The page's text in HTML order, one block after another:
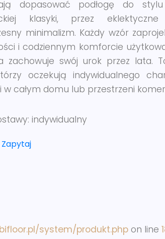
dopasować podłogę do
klasyki, przez
minimalizm. Każdy wzór
i codziennym komforcie
zachowuje swój urok przez lata.
oczekują indywidualnego
w całym domu lub przestrzeni
indywidualny
Zapytaj
system/produkt.php on line